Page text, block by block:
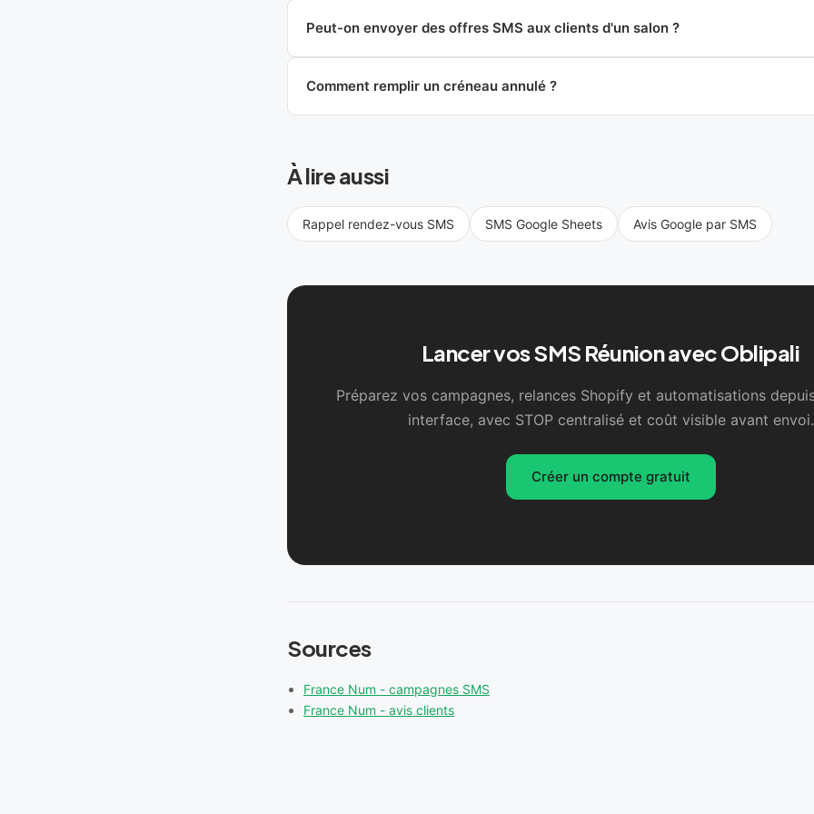
Peut-on envoyer des offres SMS aux clients d'un salon ?
Comment remplir un créneau annulé ?
À lire aussi
Rappel rendez-vous SMS SMS Google Sheets Avis Google par SMS
Lancer vos SMS Réunion avec Oblipali
Préparez vos campagnes, relances Shopify et automatisations
interface, avec STOP centralisé et coût visible avant envoi.
Créer un compte gratuit
Sources
France Num - campagnes SMS
France Num - avis clients